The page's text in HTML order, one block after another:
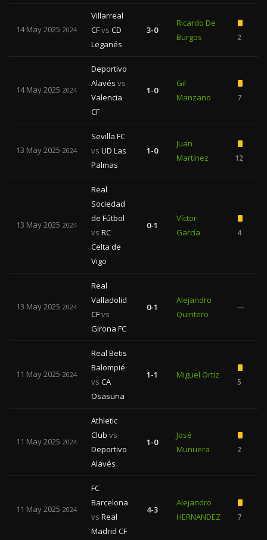
14 May 2025 2024
Villarreal
CFvs CD
Leganés
3-0
Ricardo De
Burgos
2
14 May 2025 2024
Deportivo
Alavés vs
Valencia
CF
1-0
Gil
Manzano
7
13 May 2025 2024
Sevilla FC
vs UD Las
Palmas
1-0
Juan
Martínez
12
13 May 2025 2024
Real
Sociedad
de Fútbol
vs RC
Celta de
Vigo
0-1
Víctor
García
4
13 May 2025 2024
Real
Valladolid
CFvs
Girona FC
0-1
Alejandro
Quintero
—
11 May 2025 2024
Real Betis
Balompié
vs CA
Osasuna
1-1 Miguel Ortiz
5
11 May 2025 2024
Athletic
Club vs
Deportivo
Alavés
1-0
José
Munuera
2
11 May 2025 2024
FC
Barcelona
vs Real
Madrid CF
4-3
Alejandro
HERNANDEZ
7